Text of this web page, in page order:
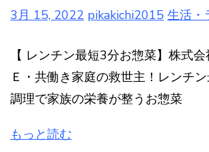
3月 15, 2022 pikakichi2015 生活・
【 レンチン最短3分お惣菜】株式
Ｅ・共働き家庭の救世主！レンチ
調理で家族の栄養が整うお惣菜
もっと読む